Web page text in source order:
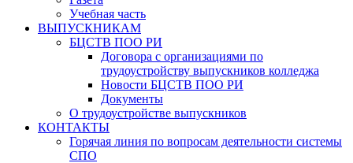
Учебная часть
ВЫПУСКНИКАМ
БЦСТВ ПОО РИ
Договора с организациями по
трудоустройству выпускников колледжа
Новости БЦСТВ ПОО РИ
Документы
О трудоустройстве выпускников
КОНТАКТЫ
Горячая линия по вопросам деятельности системы
СПО